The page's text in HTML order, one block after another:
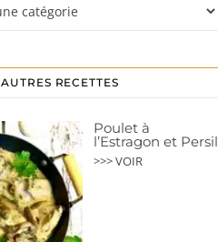
AUTRES RECETTES
Poulet à
l’Estragon et Persil
>>> VOIR